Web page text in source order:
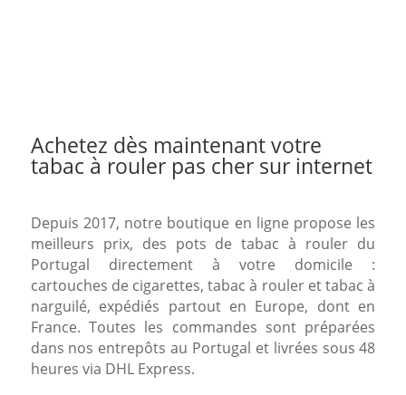
Achetez dès maintenant votre
tabac à rouler pas cher sur internet
Depuis 2017, notre boutique en ligne propose les
meilleurs prix, des pots de tabac à rouler du
Portugal directement à votre domicile :
cartouches de cigarettes, tabac à rouler et tabac à
narguilé, expédiés partout en Europe, dont en
France. Toutes les commandes sont préparées
dans nos entrepôts au Portugal et livrées sous 48
heures via DHL Express.